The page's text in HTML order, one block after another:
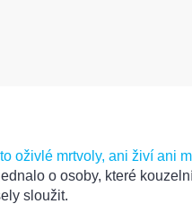
oživlé mrtvoly, ani živí ani
o osoby, které
sloužit.